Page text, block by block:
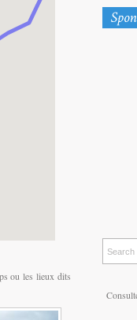
ou les lieux dits